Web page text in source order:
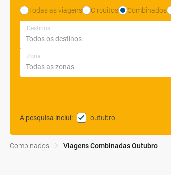
Todas as viagens Circuitos Combinados
Destinos
Zona
A pesquisa inclui: outubro
Combinados Viagens Combinadas Outubro